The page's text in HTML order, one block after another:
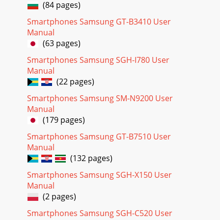
Page 32 - Tilføj post
35Menufunktioner Netværkstjenester (Menu 3)•Ikke
tilgængelig: Viderestil opkald, når du befinder dig uden for
tjenesteudbyderens dækningsområde, el
Page 33 - Hurtigopkaldsliste
36Menufunktioner1. Vælg den type opkald, som Banke på
skal gælde for.2. Tryk på <Aktiver>. Tryk på <Afbryd> for at
slå Banke på fra. Valg
Page 34 - Eget nummer
1Vigtige sikkerheds-forskrifterSærlige reglerOverhold de
det er forbudt at bruge den, el
Page 35 - SIM-AT Menu
(Menu 4)Brug denne menu til at tilpasse forskellige
lydindstillinger, f.eks. ringetone f
(84 pages)
Smartphones Samsung GT-B3410 User
Manual
(63 pages)
Smartphones Samsung SGH-I780 User
Manual
(22 pages)
Smartphones Samsung SM-N9200 User
Manual
(179 pages)
Smartphones Samsung GT-B7510 User
Manual
(132 pages)
Smartphones Samsung SGH-X150 User
Manual
(2 pages)
Smartphones Samsung SGH-C520 User